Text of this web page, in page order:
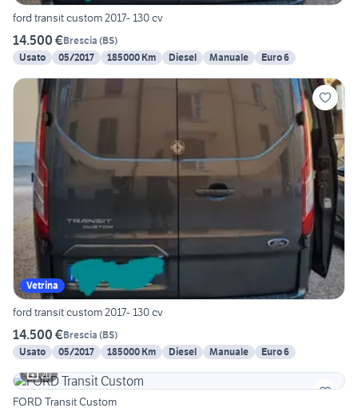
ford transit custom 2017- 130 cv
14.500 €Brescia (BS)
Usato
05/2017 185000 Km Diesel Manuale Euro 6
Vetrina
ford transit custom 2017- 130 cv
14.500 €Brescia (BS)
Usato
05/2017 185000 Km Diesel Manuale
Euro 6
20
FORD Transit Custom